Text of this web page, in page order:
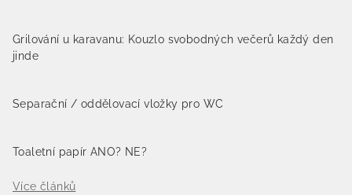
Grilování u karavanu: Kouzlo svobodných večerů každý den
jinde
Separační / oddělovací vložky pro WC
Toaletní papír ANO? NE?
Více článků